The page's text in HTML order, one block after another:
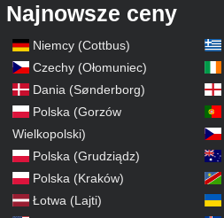
Najnowsze ceny
Niemcy (Cottbus)
Czechy (Ołomuniec)
Dania (Sønderborg)
Polska (Gorzów
Wielkopolski)
Polska (Grudziądz)
Polska (Kraków)
Łotwa (Lajti)